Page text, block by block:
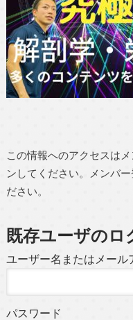
この情報へのアクセスは
ンしてください。メンバ
ださい。
既存ユーザのロ
ユーザー名またはメール
パスワード